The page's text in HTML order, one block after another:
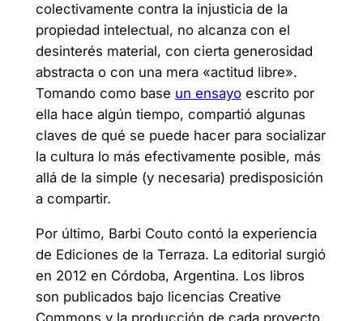
colectivamente contra la injusticia de la
propiedad intelectual, no alcanza con el
desinterés material, con cierta generosidad
abstracta o con una mera «actitud libre».
Tomando como base un ensayoescrito por
ella hace algún tiempo, compartió algunas
claves de qué se puede hacer para socializar
la cultura lo más efectivamente posible, más
allá de la simple (y necesaria) predisposición
a compartir.
Por último, Barbi Couto contó la experiencia
de Ediciones de la Terraza. La editorial surgió
en 2012 en Córdoba, Argentina. Los libros
son publicados bajo licencias Creative